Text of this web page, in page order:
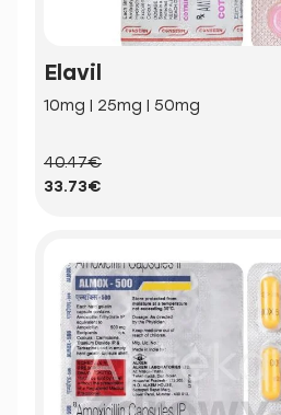
Elavil
10mg | 25mg | 50mg
40.47€
33.73€